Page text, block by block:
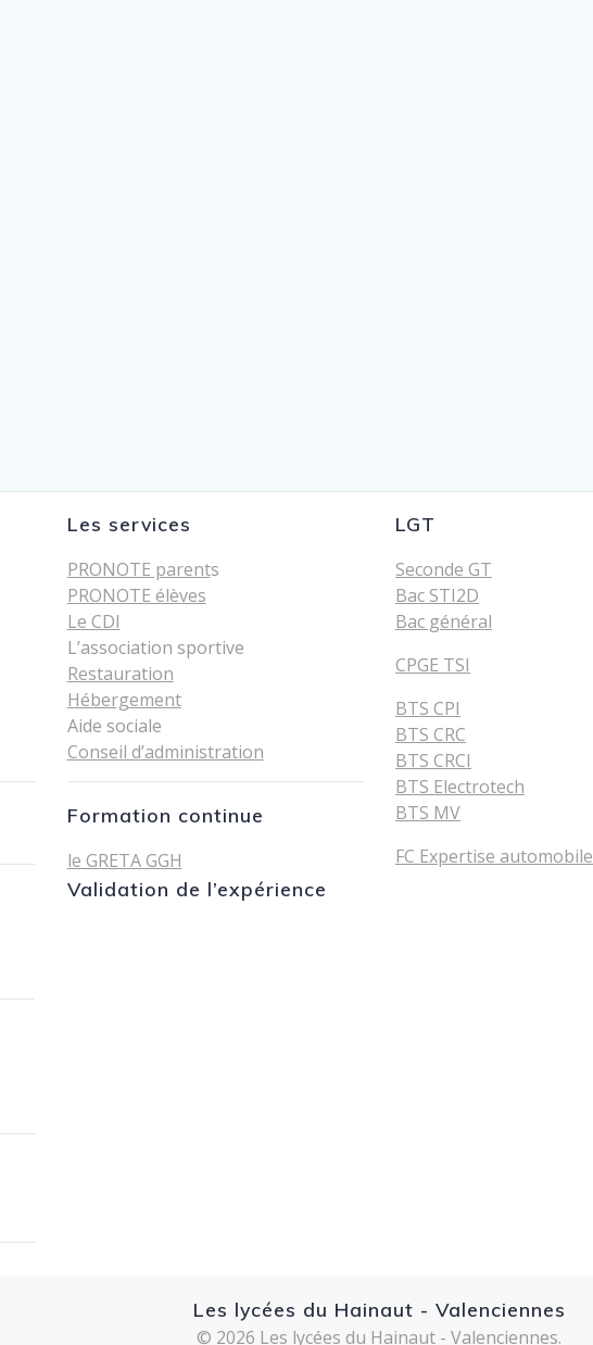
Les services
PRONOTE parents
PRONOTE élèves
Le CDI
L’association sportive
Restauration
Hébergement
Aide sociale
Conseil d’administration
Formation continue
le GRETA GGH
Validation de l’expérience
LGT
Seconde GT
Bac STI2D
Bac général
CPGE TSI
BTS CPI
BTS CRC
BTS CRCI
BTS Electrotech
BTS MV
FC Expertise automobile
Les lycées du Hainaut - Valenciennes
© 2026 Les lycées du Hainaut - Valenciennes.